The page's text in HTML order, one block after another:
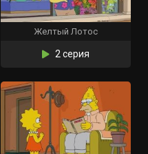
Желтый Лотос
2 серия